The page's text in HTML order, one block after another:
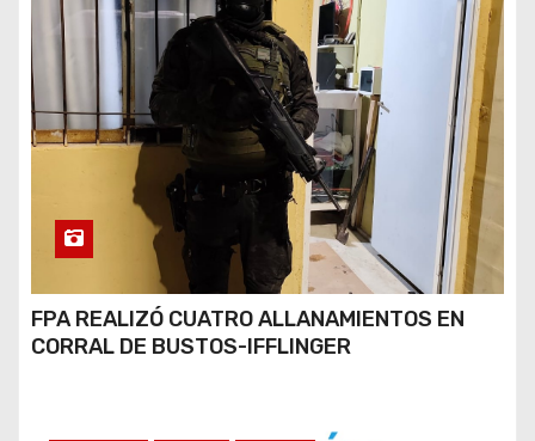
FPA REALIZÓ CUATRO ALLANAMIENTOS EN
CORRAL DE BUSTOS-IFFLINGER